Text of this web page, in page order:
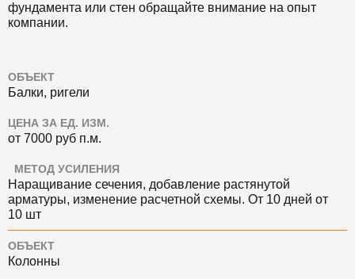
фундамента или стен обращайте внимание на опыт
компании.
ОБЪЕКТ
Балки, ригели
ЦЕНА ЗА ЕД. ИЗМ.
от 7000 руб п.м.
МЕТОД УСИЛЕНИЯ
Наращивание сечения, добавление растянутой
арматуры, изменение расчетной схемы. От 10 дней от
10 шт
ОБЪЕКТ
Колонны